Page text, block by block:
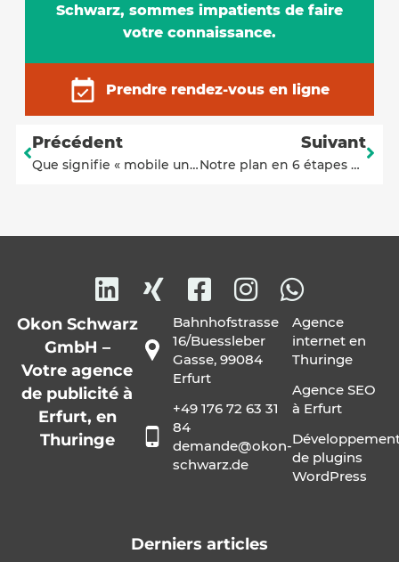
Schwarz, sommes impatients de faire
votre connaissance.
Prendre rendez-vous en ligne
Précédent
Que signifie « mobile uniquement » pour l’optimisation des moteurs de recherche ?
Suivant
Notre plan en 6 étapes pour des textes optimisés pour le référencement naturel (SEO)
Okon Schwarz
GmbH –
Votre agence
de publicité à
Erfurt, en
Thuringe
Bahnhofstrasse
16/Buessleber
Gasse, 99084
Erfurt
+49 176 72 63 31
84
demande@okon-
schwarz.de
Agence
internet en
Thuringe
Agence SEO
à Erfurt
de plugins
WordPress
Derniers articles